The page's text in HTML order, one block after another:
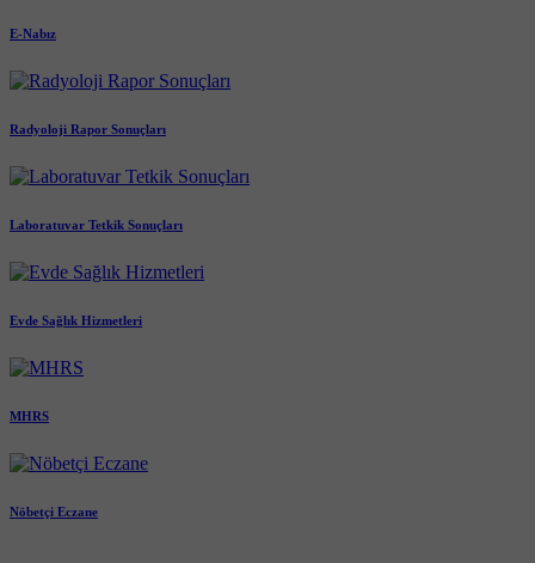
E-Nabız
Radyoloji Rapor Sonuçları
Laboratuvar Tetkik Sonuçları
Evde Sağlık Hizmetleri
MHRS
Nöbetçi Eczane